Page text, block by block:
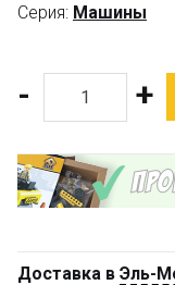
Серия: Машины
- +
Доставка в Эль-